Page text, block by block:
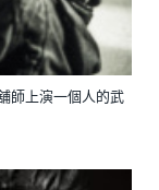
師上演一個人的武